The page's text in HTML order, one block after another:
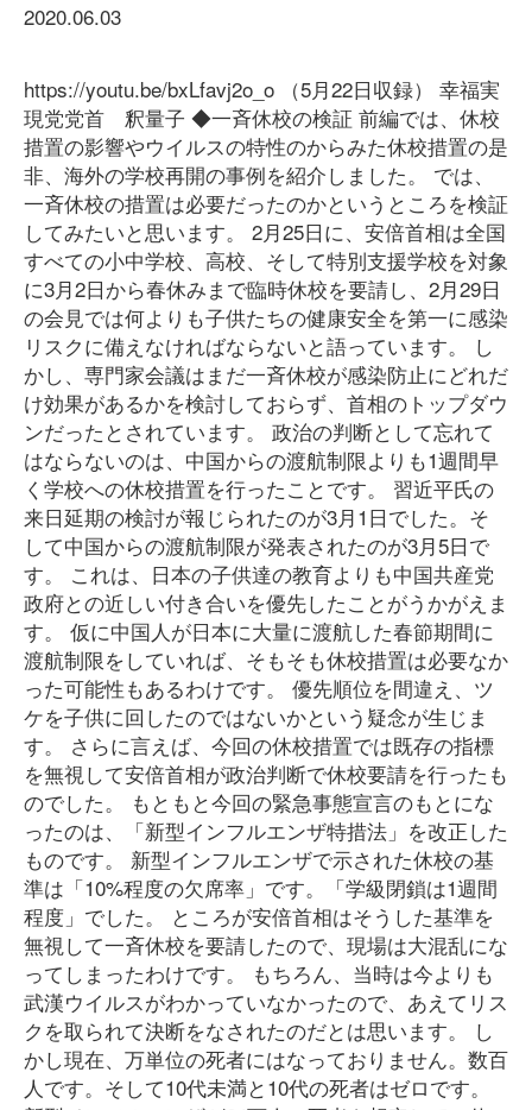
2020.06.03
https://youtu.be/bxLfavj2o_o （5月22日収録） 幸福実
現党党首 釈量子 ◆一斉休校の検証 前編では、休校
措置の影響やウイルスの特性のからみた休校措置の是
非、海外の学校再開の事例を紹介しました。 では、
一斉休校の措置は必要だったのかというところを検証
してみたいと思います。 2月25日に、安倍首相は全国
すべての小中学校、高校、そして特別支援学校を対象
に3月2日から春休みまで臨時休校を要請し、2月29日
の会見では何よりも子供たちの健康安全を第一に感染
リスクに備えなければならないと語っています。 し
かし、専門家会議はまだ一斉休校が感染防止にどれだ
け効果があるかを検討しておらず、首相のトップダウ
ンだったとされています。 政治の判断として忘れて
はならないのは、中国からの渡航制限よりも1週間早
く学校への休校措置を行ったことです。 習近平氏の
来日延期の検討が報じられたのが3月1日でした。そ
して中国からの渡航制限が発表されたのが3月5日で
す。 これは、日本の子供達の教育よりも中国共産党
政府との近しい付き合いを優先したことがうかがえま
す。 仮に中国人が日本に大量に渡航した春節期間に
渡航制限をしていれば、そもそも休校措置は必要なか
った可能性もあるわけです。 優先順位を間違え、ツ
ケを子供に回したのではないかという疑念が生じま
す。 さらに言えば、今回の休校措置では既存の指標
を無視して安倍首相が政治判断で休校要請を行ったも
のでした。 もともと今回の緊急事態宣言のもとにな
ったのは、「新型インフルエンザ特措法」を改正した
ものです。 新型インフルエンザで示された休校の基
準は「10%程度の欠席率」です。「学級閉鎖は1週間
程度」でした。 ところが安倍首相はそうした基準を
無視して一斉休校を要請したので、現場は大混乱にな
ってしまったわけです。 もちろん、当時は今よりも
武漢ウイルスがわかっていなかったので、あえてリス
クを取られて決断をなされたのだとは思います。 し
かし現在、万単位の死者にはなっておりません。数百
人です。そして10代未満と10代の死者はゼロです。